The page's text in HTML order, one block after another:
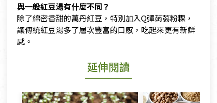
與一般紅豆湯有什麼不同？
除了綿密香甜的萬丹紅豆，特別加入Q彈蒟蒻粉粿，
讓傳統紅豆湯多了層次豐富的口感，吃起來更有新鮮
感。
延伸閱讀